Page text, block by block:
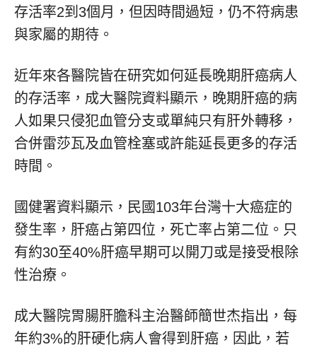
存活率2到3個月，但因時間過短，仍不符病患
與家屬的期待。
近年來各醫院皆在研究如何延長晚期肝癌病人
的存活率，成大醫院資料顯示，晚期肝癌的病
人如果只侵犯血管分支或單純只有肝外轉移，
合併雷莎瓦及血管栓塞或許能延長更多的存活
時間。
國健署資料顯示，民國103年台灣十大癌症的
發生率，肝癌占第四位，死亡率占第二位。只
有約30至40%肝癌早期可以開刀或是接受根除
性治療。
成大醫院胃腸肝膽科主治醫師簡世杰指出，每
年約3%的肝硬化病人會得到肝癌，因此，若